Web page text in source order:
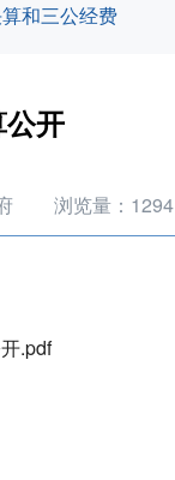
和三公经费
开
浏览量： 1294
.pdf